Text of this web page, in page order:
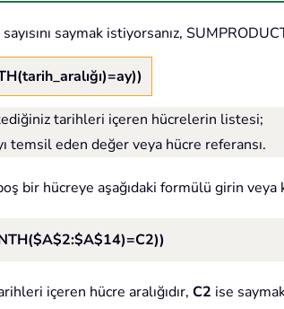
saymak istiyorsanız,
tarihleri içeren hücrelerin listesi;
temsil eden değer veya hücre referansı.
bir hücreye aşağıdaki formülü girin veya
içeren hücre aralığıdır, C2 ise